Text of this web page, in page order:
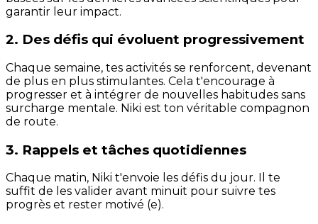
garantir leur impact.
2. Des défis qui évoluent progressivement
Chaque semaine, tes activités se renforcent, devenant
de plus en plus stimulantes. Cela t'encourage à
progresser et à intégrer de nouvelles habitudes sans
surcharge mentale. Niki est ton véritable compagnon
de route.
3. Rappels et tâches quotidiennes
Chaque matin, Niki t'envoie les défis du jour. Il te
suffit de les valider avant minuit pour suivre tes
progrès et rester motivé (e).